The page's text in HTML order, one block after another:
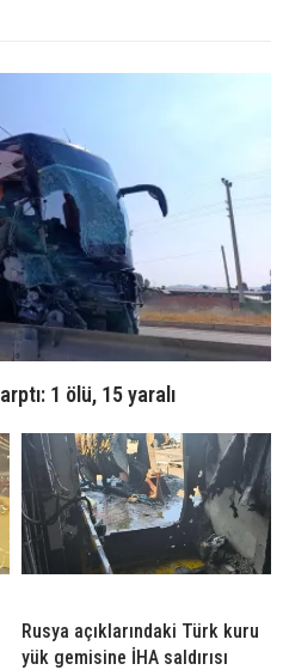
1 ölü, 15 yaralı
Rusya açıklarındaki Türk kuru
yük gemisine İHA saldırısı